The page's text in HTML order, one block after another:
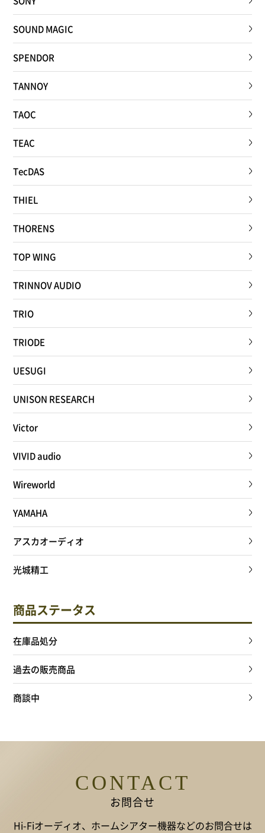
SOUND MAGIC
SPENDOR
TANNOY
TAOC
TEAC
TecDAS
THIEL
THORENS
TOP WING
TRINNOV AUDIO
TRIO
TRIODE
UESUGI
UNISON RESEARCH
Victor
VIVID audio
Wireworld
YAMAHA
アスカオーディオ
光城精工
商品ステータス
在庫品処分
過去の販売商品
商談中
CONTACT
お問合せ
Hi-Fiオーディオ、ホームシアター機器などのお問合せは